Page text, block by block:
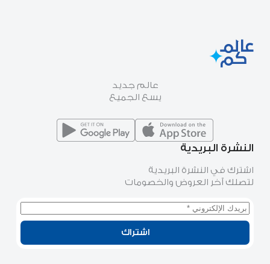
عالم جديد
يسع الجميع
النشرة البريدية
اشترك في النشرة البريدية
لتصلك آخر العروض والخصومات
اشتراك